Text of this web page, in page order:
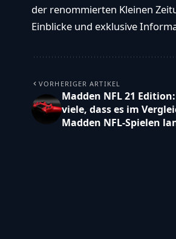
der renommierten Kleinen
Einblicke und exklusive
VORHERIGER ARTIKEL
Madden NFL 21
viele, dass es im
Madden NFL-Spielen